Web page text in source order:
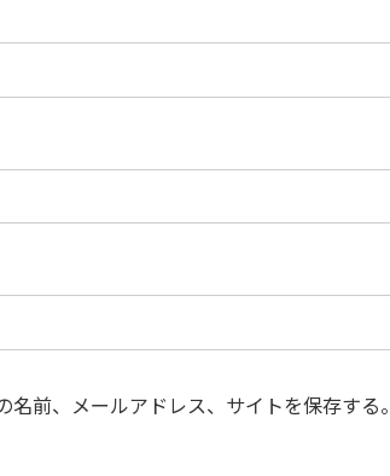
前、メールアドレス、サイトを保存する。